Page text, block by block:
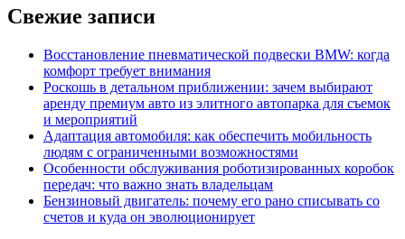
Свежие записи
Восстановление пневматической подвески BMW: когда
комфорт требует внимания
Роскошь в детальном приближении: зачем выбирают
аренду премиум авто из элитного автопарка для съемок
и мероприятий
Адаптация автомобиля: как обеспечить мобильность
людям с ограниченными возможностями
Особенности обслуживания роботизированных коробок
передач: что важно знать владельцам
Бензиновый двигатель: почему его рано списывать со
счетов и куда он эволюционирует